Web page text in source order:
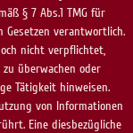
§ 7 Abs.1 TMG für
Gesetzen verantwortlich.
nicht verpflichtet,
überwachen oder
Tätigkeit hinweisen.
von Informationen
Eine diesbezügliche